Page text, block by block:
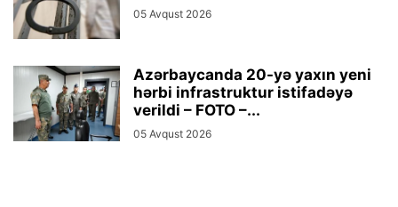
05 Avqust 2026
Azərbaycanda 20-yə yaxın yeni
hərbi infrastruktur istifadəyə
verildi – FOTO –...
05 Avqust 2026